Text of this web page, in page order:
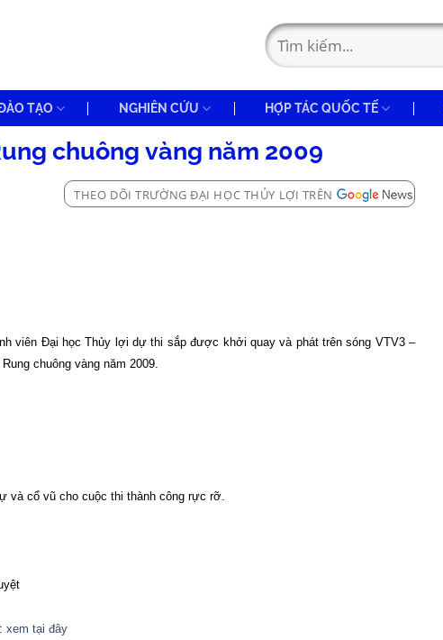
TẠO NGHIÊN CỨU HỢP TÁC QUỐC TẾ
chuông vàng năm 2009
THEO DÕI TRƯỜNG ĐẠI HỌC THỦY LỢI TRÊN
viên Đại học Thủy lợi dự thi sắp được khởi quay và phát trên sóng VTV3 –
chuông vàng năm 2009.
và cổ vũ cho cuộc thi thành công rực rỡ.
xem tại đây